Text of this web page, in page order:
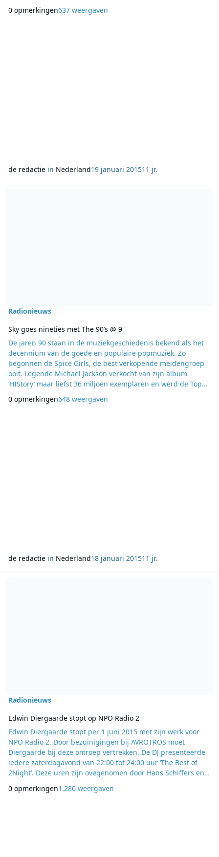
uur per dag prettige pop en rockmuziek van nu uitzendt,
0 opmerkingen637 weergaven
de redactiein Nederland19 januari 201511 jr.
Radionieuws
Sky goes nineties met The 90’s @ 9
De jaren 90 staan in de muziekgeschiedenis bekend als het
decennium van de goede en populaire popmuziek. Zo
begonnen de Spice Girls, de best verkopende meidengroep
ooit. Legende Michael Jackson verkocht van zijn album
‘HIStory’ maar liefst 36 miljoen exemplaren en werd de Top
40 21 weken wat meer zomers door de ‘Lambada’ van Kaoma.
En dan hebben we het nog niet de ‘weet je nog platen’: ‘Can’t
0 opmerkingen648 weergaven
de redactiein Nederland18 januari 201511 jr.
Radionieuws
Edwin Diergaarde stopt op NPO Radio 2
Edwin Diergaarde stopt per 1 juni 2015 met zijn werk voor
NPO Radio 2. Door bezuinigingen bij AVROTROS moet
Diergaarde bij deze omroep vertrekken. De DJ presenteerde
iedere zaterdagavond van 22:00 tot 24:00 uur ‘The Best of
2Night’. Deze uren zijn ovegenomen door Hans Schiffers en
‘Ik Vertrek’. Dit wordt overgenomen door Daniël Dekker. Na 1
0 opmerkingen1.280 weergaven